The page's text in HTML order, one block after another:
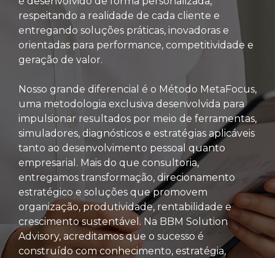
respeitando a realidade de cada cliente e
entregando soluções práticas, inovadoras e
orientadas para performance, competitividade e
geração de valor.
Nosso grande diferencial é o Método MetaFocus,
uma metodologia exclusiva desenvolvida para
impulsionar resultados por meio de ferramentas,
simuladores, diagnósticos e estratégias aplicáveis
tanto ao desenvolvimento pessoal quanto
empresarial. Mais do que consultoria,
entregamos transformação, direcionamento
estratégico e soluções que promovem
organização, produtividade, rentabilidade e
crescimento sustentável. Na BBM Solution
Advisory, acreditamos que o sucesso é
construído com conhecimento, estratégia,